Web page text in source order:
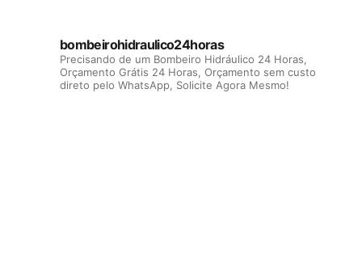
bombeirohidraulico24horas
Precisando de um Bombeiro Hidráulico 24 Horas,
Orçamento Grátis 24 Horas, Orçamento sem custo
direto pelo WhatsApp, Solicite Agora Mesmo!